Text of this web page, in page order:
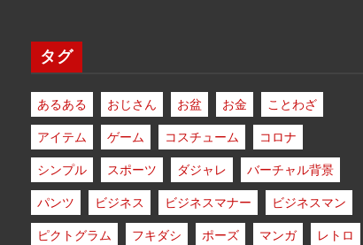
タグ
あるある おじさん お盆 お金
ことわざ
アイテム
ゲーム コスチューム
コロナ
シンプル
スポーツ ダジャレ
バーチャル背景
パンツ
ビジネス ビジネスマナー
ビジネスマン
ピクトグラム
フキダシ ポーズ マンガ レトロ